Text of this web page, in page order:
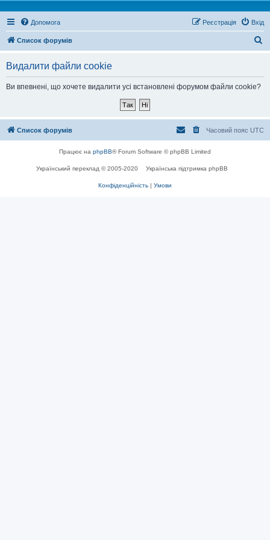
Допомога Вхід
Реєстрація
Список форумів
Видалити файли cookie
Ви впевнені, що хочете видалити усі встановлені форумом файли cookie?
Список форумів Часовий пояс UTC
Працює на phpBB® Forum Software © phpBB Limited
Український переклад © 2005-2020 Українська підтримка phpBB
Конфіденційність | Умови